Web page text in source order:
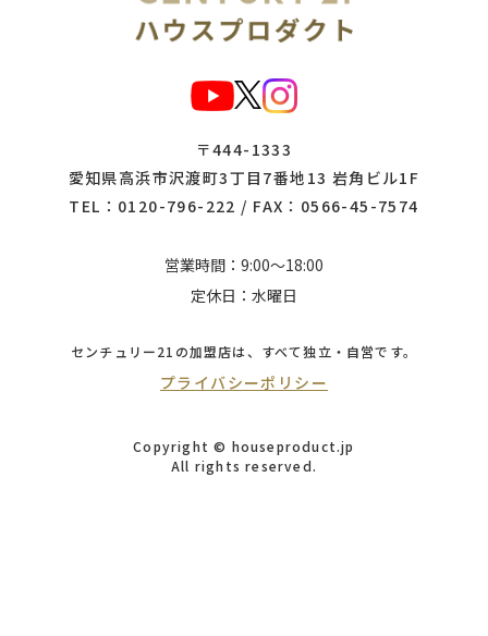
〒444-1333
愛知県高浜市沢渡町3丁目7番地13 岩角ビル1F
TEL： 0120-796-222 / FAX：0566-45-7574
営業時間：9:00～18:00
定休日：水曜日
センチュリー21の加盟店は、 すべて独立・自営です。
プライバシーポリシー
Copyright © houseproduct.jp
All rights reserved.